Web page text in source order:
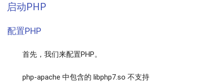
启动PHP
配置PHP
首先，我们来配置PHP。
php-apache 中包含的 libphp7.so 不支持